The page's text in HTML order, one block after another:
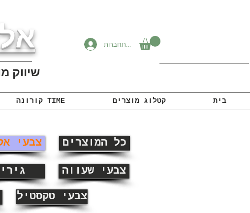
שיווק
להתחברות
קורונה TIME קטלוג מוצרים בית
צבעי כל המוצרים
צבעי שעווה
צבעי טקסטיל